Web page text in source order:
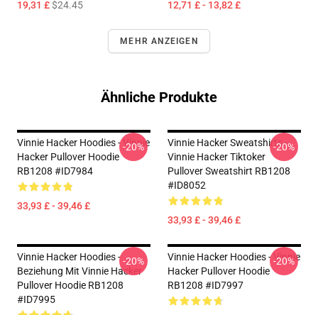
19,31 £$24.45 12,71 £ - 13,82 £
MEHR ANZEIGEN
Ähnliche Produkte
Vinnie Hacker Hoodies - Vinnie
Hacker Pullover Hoodie
RB1208 #ID7984
33,93 £ - 39,46 £
-20%
Vinnie Hacker Sweatshirts -
Vinnie Hacker Tiktoker
Pullover Sweatshirt RB1208
#ID8052
33,93 £ - 39,46 £
-20%
Vinnie Hacker Hoodies -
Beziehung Mit Vinnie Hacker
Pullover Hoodie RB1208
#ID7995
-20%
Vinnie Hacker Hoodies - Vinnie
Hacker Pullover Hoodie
RB1208 #ID7997
-20%